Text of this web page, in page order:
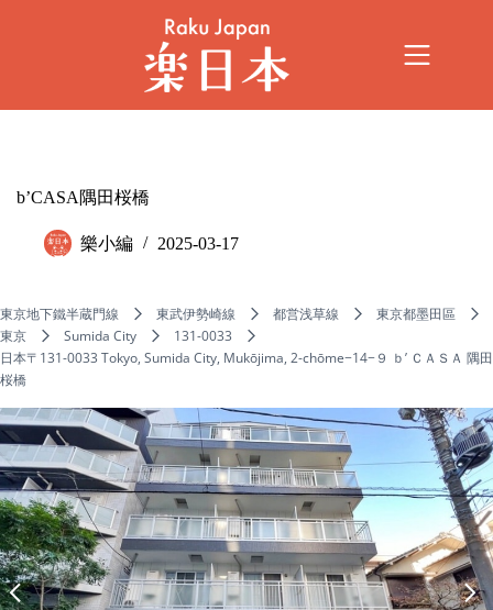
b’CASA隅田桜橋
樂小編 2025-03-17
東京地下鐵半蔵門線 東武伊勢崎線 都営浅草線
東京都墨田區
東京
Sumida City
131-0033
日本〒131-0033 Tokyo, Sumida City, Mukōjima, 2-chōme−14−９ ｂ’ ＣＡＳＡ 隅田
桜橋